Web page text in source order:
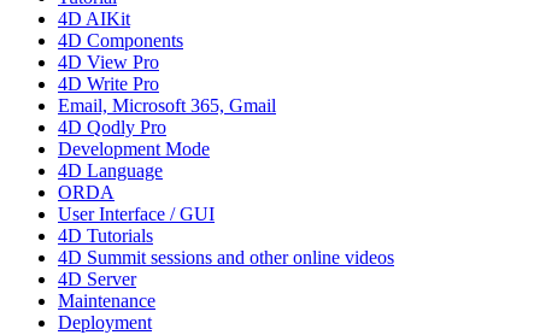
4D AIKit
4D Components
4D View Pro
4D Write Pro
Email, Microsoft 365, Gmail
4D Qodly Pro
Development Mode
4D Language
ORDA
User Interface / GUI
4D Tutorials
4D Summit sessions and other online videos
4D Server
Maintenance
Deployment